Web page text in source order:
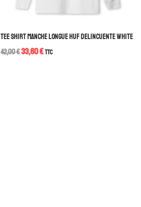
TEE SHIRT MANCHE LONGUE HUF DELINCUENTE WHITE
42,00€33,60€TTC